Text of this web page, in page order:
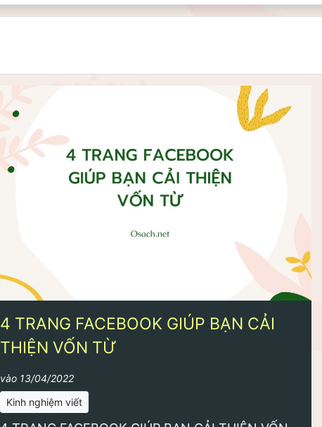
4 TRANG FACEBOOK GIÚP BẠN CẢI
THIỆN VỐN TỪ
vào 13/04/2022
Kinh nghiệm viết